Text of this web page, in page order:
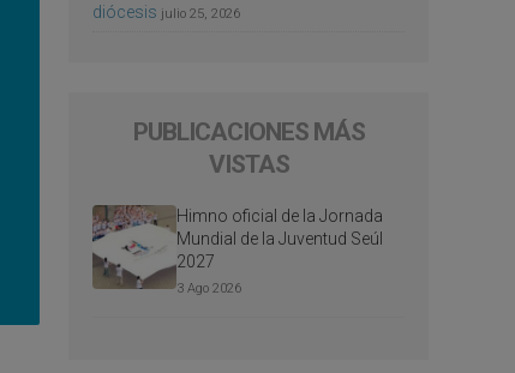
diócesis julio 25, 2026
PUBLICACIONES MÁS
VISTAS
Himno oficial de la Jornada
Mundial de la Juventud Seúl
2027
3 Ago 2026